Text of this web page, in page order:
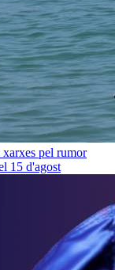
pel rumor
15 d'agost